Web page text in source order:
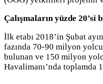
Çalışmaların yüzde 20’si
İlk etabı 2018’in Şubat
fazında 70-90 milyon
bulunan ve 150 milyon
Havalimanı’nda toplamda